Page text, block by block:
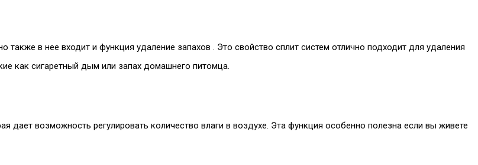
в нее входит и функция удаление запахов . Это свойство сплит систем отлично подходит для удаления
как сигаретный дым или запах домашнего питомца.
возможность регулировать количество влаги в воздухе. Эта функция особенно полезна если вы живете